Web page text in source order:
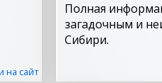
на сайт
Полная
загадочным и
Сибири.